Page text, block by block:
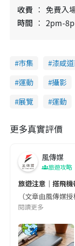
收費
免費入
時間
2pm-
市集 漆咸
運動
攝影
展覽
運動
更多真實評價
風傳媒
旅遊攻略
旅遊注意｜搭飛
（文章由風傳媒
閱讀更多